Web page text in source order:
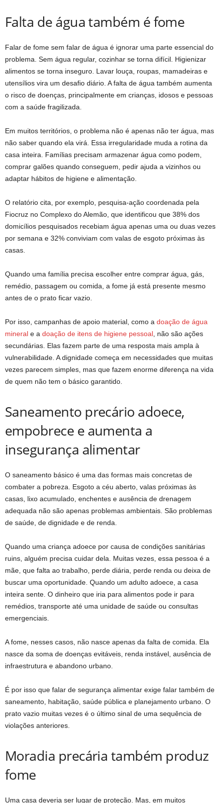
Falta de água também é fome
Falar de fome sem falar de água é ignorar uma parte essencial do
problema. Sem água regular, cozinhar se torna difícil. Higienizar
alimentos se torna inseguro. Lavar louça, roupas, mamadeiras e
utensílios vira um desafio diário. A falta de água também aumenta
o risco de doenças, principalmente em crianças, idosos e pessoas
com a saúde fragilizada.
Em muitos territórios, o problema não é apenas não ter água, mas
não saber quando ela virá. Essa irregularidade muda a rotina da
casa inteira. Famílias precisam armazenar água como podem,
comprar galões quando conseguem, pedir ajuda a vizinhos ou
adaptar hábitos de higiene e alimentação.
O relatório cita, por exemplo, pesquisa-ação coordenada pela
Fiocruz no Complexo do Alemão, que identificou que 38% dos
domicílios pesquisados recebiam água apenas uma ou duas vezes
por semana e 32% conviviam com valas de esgoto próximas às
casas.
Quando uma família precisa escolher entre comprar água, gás,
remédio, passagem ou comida, a fome já está presente mesmo
antes de o prato ficar vazio.
Por isso, campanhas de apoio material, como a doação de água
mineral e a doação de itens de higiene pessoal , não são ações
secundárias. Elas fazem parte de uma resposta mais ampla à
vulnerabilidade. A dignidade começa em necessidades que muitas
vezes parecem simples, mas que fazem enorme diferença na vida
de quem não tem o básico garantido.
Saneamento precário adoece,
empobrece e aumenta a
insegurança alimentar
O saneamento básico é uma das formas mais concretas de
combater a pobreza. Esgoto a céu aberto, valas próximas às
casas, lixo acumulado, enchentes e ausência de drenagem
adequada não são apenas problemas ambientais. São problemas
de saúde, de dignidade e de renda.
Quando uma criança adoece por causa de condições sanitárias
ruins, alguém precisa cuidar dela. Muitas vezes, essa pessoa é a
mãe, que falta ao trabalho, perde diária, perde renda ou deixa de
buscar uma oportunidade. Quando um adulto adoece, a casa
inteira sente. O dinheiro que iria para alimentos pode ir para
remédios, transporte até uma unidade de saúde ou consultas
emergenciais.
A fome, nesses casos, não nasce apenas da falta de comida. Ela
nasce da soma de doenças evitáveis, renda instável, ausência de
infraestrutura e abandono urbano.
É por isso que falar de segurança alimentar exige falar também de
saneamento, habitação, saúde pública e planejamento urbano. O
prato vazio muitas vezes é o último sinal de uma sequência de
violações anteriores.
Moradia precária também produz
fome
Uma casa deveria ser lugar de proteção. Mas, em muitos